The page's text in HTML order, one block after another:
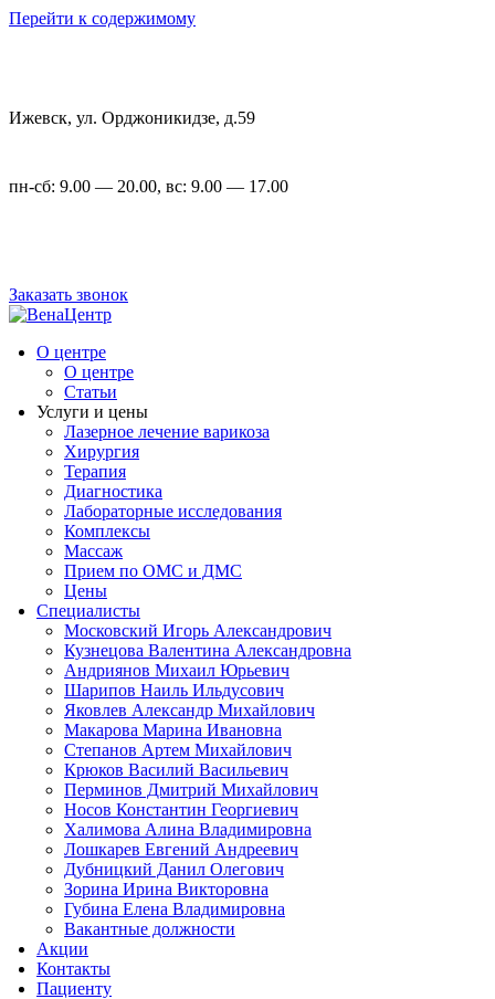
Перейти к содержимому
Ижевск, ул. Орджоникидзе, д.59
пн-сб: 9.00 — 20.00, вс: 9.00 — 17.00
Заказать звонок
О центре
О центре
Статьи
Услуги и цены
Лазерное лечение варикоза
Хирургия
Терапия
Диагностика
Лабораторные исследования
Комплексы
Массаж
Прием по ОМС и ДМС
Цены
Специалисты
Московский Игорь Александрович
Кузнецова Валентина Александровна
Андриянов Михаил Юрьевич
Шарипов Наиль Ильдусович
Яковлев Александр Михайлович
Макарова Марина Ивановна
Степанов Артем Михайлович
Крюков Василий Васильевич
Перминов Дмитрий Михайлович
Носов Константин Георгиевич
Халимова Алина Владимировна
Лошкарев Евгений Андреевич
Дубницкий Данил Олегович
Зорина Ирина Викторовна
Губина Елена Владимировна
Вакантные должности
Акции
Контакты
Пациенту